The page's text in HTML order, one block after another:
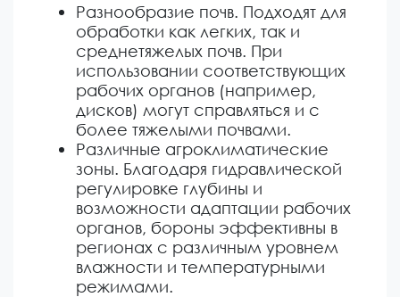
Разнообразие почв. Подходят для
обработки как легких, так и
среднетяжелых почв. При
использовании соответствующих
рабочих органов (например,
дисков) могут справляться и с
более тяжелыми почвами.
Различные агроклиматические
зоны. Благодаря гидравлической
регулировке глубины и
возможности адаптации рабочих
органов, бороны эффективны в
регионах с различным уровнем
влажности и температурными
режимами.